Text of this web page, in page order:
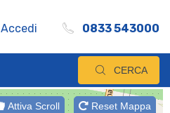
Accedi 0833 543000
CERCA
Attiva Scroll Reset Mappa